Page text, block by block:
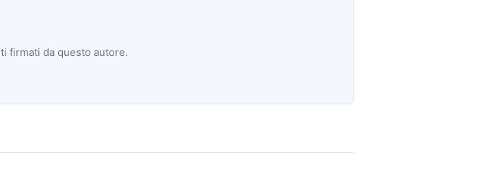
firmati da questo autore.